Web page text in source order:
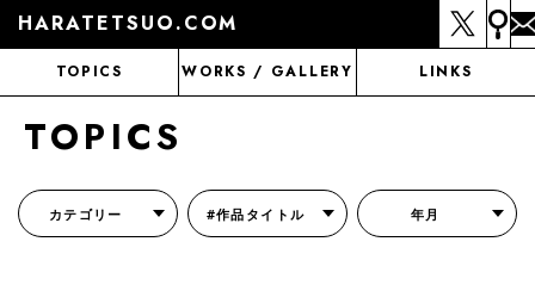
HARATETSUO.COM
TOPICS WORKS / GALLERY LINKS
TOPICS
カテゴリー #作品タイトル 年月